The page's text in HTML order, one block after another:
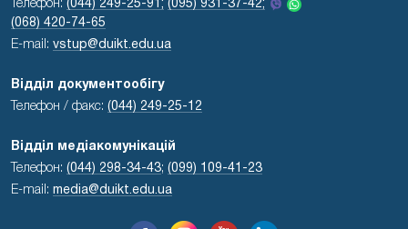
Телефон: (044) 249-25-91; (095) 931-37-42;
(068) 420-74-65
E-mail: vstup@duikt.edu.ua
Відділ документообігу
Телефон / факс: (044) 249-25-12
Відділ медіакомунікацій
Телефон: (044) 298-34-43; (099) 109-41-23
E-mail: media@duikt.edu.ua